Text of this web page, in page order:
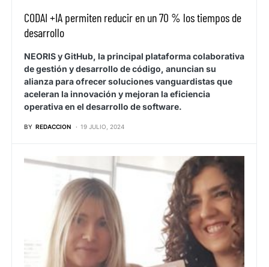
CODAI +IA permiten reducir en un 70 % los tiempos de
desarrollo
NEORIS y GitHub, la principal plataforma colaborativa
de gestión y desarrollo de código, anuncian su
alianza para ofrecer soluciones vanguardistas que
aceleran la innovación y mejoran la eficiencia
operativa en el desarrollo de software.
BY REDACCION 19 JULIO, 2024